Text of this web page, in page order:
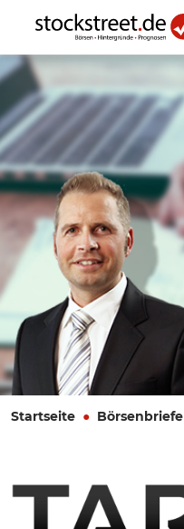
Startseite Börsenbriefe